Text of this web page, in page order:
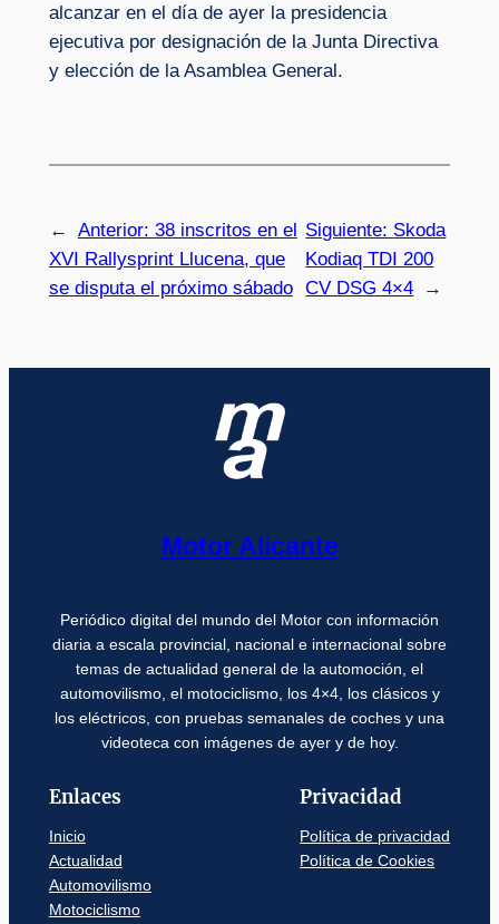
alcanzar en el día de ayer la presidencia
ejecutiva por designación de la Junta Directiva
y elección de la Asamblea General.
← Anterior: 38 inscritos en el
XVI Rallysprint Llucena, que
se disputa el próximo sábado
Siguiente: Skoda
Kodiaq TDI 200
CV DSG 4×4
→
Motor Alicante
Periódico digital del mundo del Motor con información
diaria a escala provincial, nacional e internacional sobre
temas de actualidad general de la automoción, el
automovilismo, el motociclismo, los 4×4, los clásicos y
los eléctricos, con pruebas semanales de coches y una
videoteca con imágenes de ayer y de hoy.
Enlaces
Inicio
Actualidad
Automovilismo
Motociclismo
Privacidad
Política de privacidad
Política de Cookies